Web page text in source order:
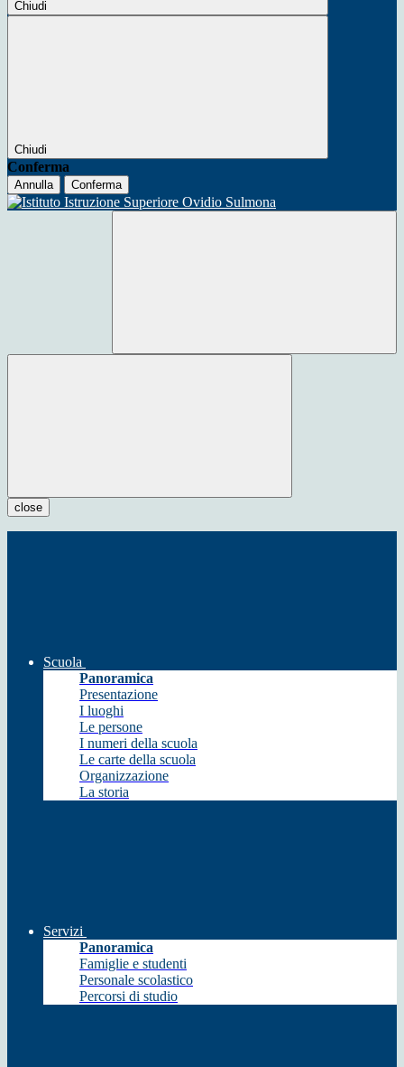
Chiudi
Chiudi
Conferma
Annulla Conferma
close
Scuola
Panoramica
Presentazione
I luoghi
Le persone
I numeri della scuola
Le carte della scuola
Organizzazione
La storia
Servizi
Panoramica
Famiglie e studenti
Personale scolastico
Percorsi di studio